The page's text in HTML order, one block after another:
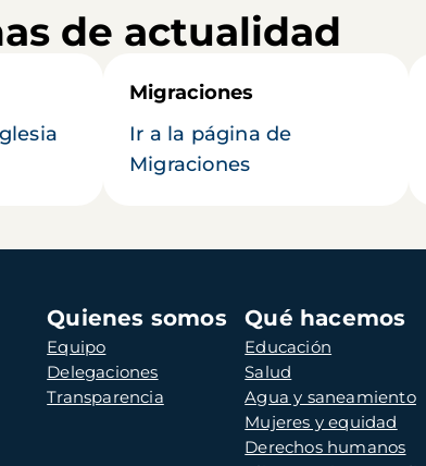
de actualidad
Migraciones
Ir a la página de
Migraciones
Navegación
principal
Quienes somos
Equipo
Delegaciones
Transparencia
Qué hacemos
Educación
Salud
Agua y saneamiento
Mujeres y equidad
Derechos humanos